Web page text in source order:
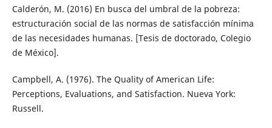
Calderón, M. (2016) En busca del umbral de la pobreza:
estructuración social de las normas de satisfacción mínima
de las necesidades humanas. [Tesis de doctorado, Colegio
de México].
Campbell, A. (1976). The Quality of American Life:
Perceptions, Evaluations, and Satisfaction. Nueva York:
Russell.